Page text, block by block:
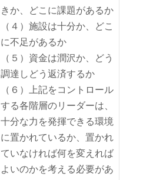
きか、どこに課題があるか
（４）施設は十分か、どこ
に不足があるか
（５）資金は潤沢か、どう
調達しどう返済するか
（６）上記をコントロール
する各階層のリーダーは、
十分な力を発揮できる環境
に置かれているか、置かれ
ていなければ何を変えれば
よいのかを考える必要があ